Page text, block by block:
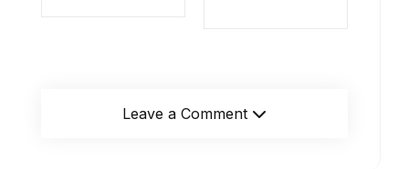
Leave a Comment